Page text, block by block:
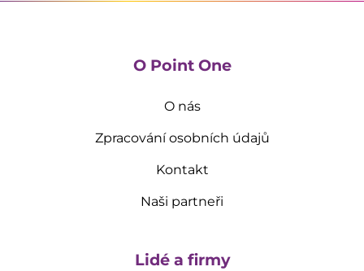
O Point One
O nás
Zpracování osobních údajů
Kontakt
Naši partneři
Lidé a firmy